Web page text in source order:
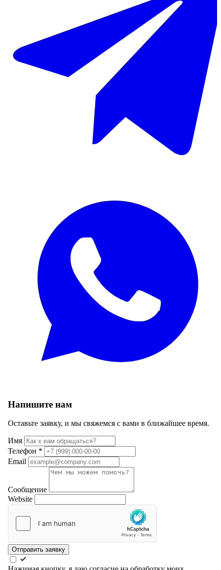
Напишите нам
Оставьте заявку, и мы свяжемся с вами в ближайшее время.
Имя
Телефон *
Email
Сообщение
Website
Отправить заявку